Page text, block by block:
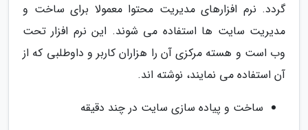
گردد. نرم افزارهای مدیریت محتوا معمولا برای ساخت و
مدیریت سایت ها استفاده می شوند. این نرم افزار تحت
وب است و هسته مرکزی آن را هزاران کاربر و داوطلبی که از
آن استفاده می نمایند، نوشته اند.
ساخت و پیاده سازی سایت در چند دقیقه